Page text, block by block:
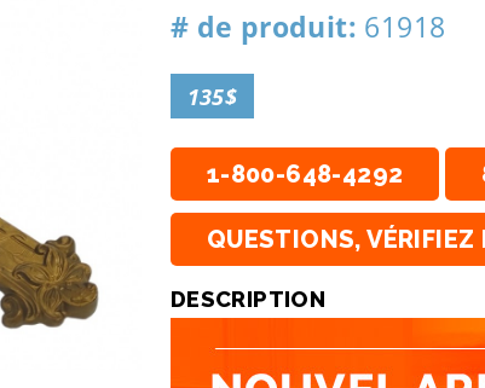
# de produit: 61918
135$
1-800-648-4292
QUESTIONS,
DESCRIPTION